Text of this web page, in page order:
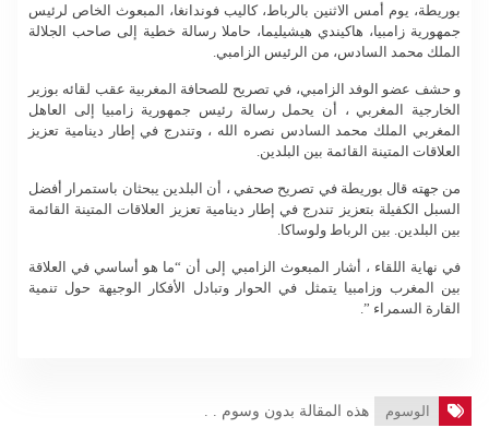
بوريطة، يوم أمس الاثنين بالرباط، كاليب فوندانغا، المبعوث الخاص لرئيس
جمهورية زامبيا، هاكيندي هيشيليما، حاملا رسالة خطية إلى صاحب الجلالة
الملك محمد السادس، من الرئيس الزامبي.
و حشف عضو الوفد الزامبي، في تصريح للصحافة المغربية عقب لقائه بوزير
الخارجية المغربي ، أن يحمل رسالة رئيس جمهورية زامبيا إلى العاهل
المغربي الملك محمد السادس نصره الله ، وتندرج في إطار دينامية تعزيز
العلاقات المتينة القائمة بين البلدين.
من جهته قال بوريطة في تصريح صحفي ، أن البلدين يبحثان باستمرار أفضل
السبل الكفيلة بتعزيز تندرج في إطار دينامية تعزيز العلاقات المتينة القائمة
بين البلدين. بين الرباط ولوساكا.
في نهاية اللقاء ، أشار المبعوث الزامبي إلى أن “ما هو أساسي في العلاقة
بين المغرب وزامبيا يتمثل في الحوار وتبادل الأفكار الوجيهة حول تنمية
القارة السمراء ”.
الوسوم هذه المقالة بدون وسوم . .